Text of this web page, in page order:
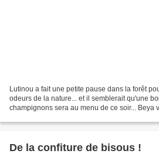
Lutinou a fait une petite pause dans la forêt
odeurs de la nature... et il semblerait qu'une
champignons sera au menu de ce soir... Beya va certainement avoir une
De la confiture de bisous !